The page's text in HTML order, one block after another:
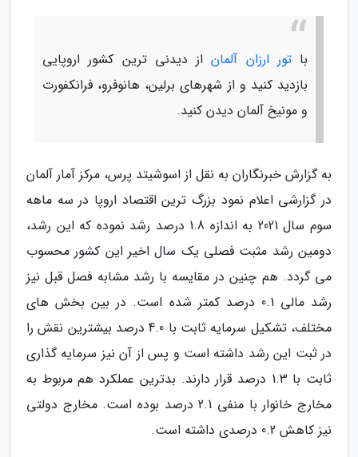
باتور ارزان آلماناز دیدنی ترین کشور اروپایی
بازدید کنید و از شهرهای برلین، هانوفرو، فرانکفورت
و مونیخ آلمان دیدن کنید.
به گزارش خبرنگاران به نقل از اسوشیتد پرس، مرکز آمار آلمان
در گزارشی اعلام نمود بزرگ ترین اقتصاد اروپا در سه ماهه
سوم سال 2021 به اندازه 1.8 درصد رشد نموده که این رشد،
دومین رشد مثبت فصلی یک سال اخیر این کشور محسوب
می گردد. هم چنین در مقایسه با رشد مشابه فصل قبل نیز
رشد مالی 0.1 درصد کمتر شده است. در بین بخش های
مختلف، تشکیل سرمایه ثابت با 4.0 درصد بیشترین نقش را
در ثبت این رشد داشته است و پس از آن نیز سرمایه گذاری
ثابت با 1.3 درصد قرار دارند. بدترین عملکرد هم مربوط به
مخارج خانوار با منفی 2.1 درصد بوده است. مخارج دولتی
نیز کاهش 0.2 درصدی داشته است.